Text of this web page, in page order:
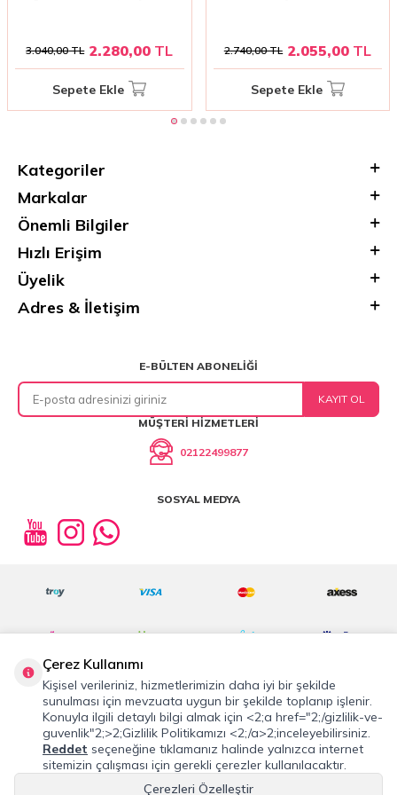
3.040,00TL 2.280,00 TL
Sepete Ekle
2.740,00TL 2.055,00TL
Sepete Ekle
Kategoriler
Markalar
Önemli Bilgiler
Hızlı Erişim
Üyelik
Adres & İletişim
E-BÜLTEN ABONELIĞI
KAYIT OL
MÜŞTERI HIZMETLERI
02122499877
SOSYAL MEDYA
©2019 Tüm Hakkı Saklıdır.cosmostation.com
T -SoftE-TicaretSistemleriyle Hazırlanmıştır.
Çerez Kullanımı
Kişisel verileriniz, hizmetlerimizin daha iyi bir şekilde
sunulması için mevzuata uygun bir şekilde toplanıp işlenir.
Konuyla ilgili detaylı bilgi almak için <2;a href="2;/gizlilik-ve-
guvenlik"2;>2;Gizlilik Politikamızı <2;/a>2;inceleyebilirsiniz.
Reddet seçeneğine tıklamanız halinde yalnızca internet
sitemizin çalışması için gerekli çerezler kullanılacaktır.
Çerezleri Özelleştir